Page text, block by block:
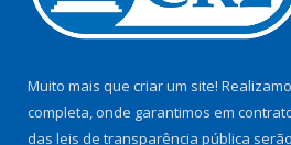
Muito mais que criar um site!
completa, onde garantimos em
das leis de transparência pública